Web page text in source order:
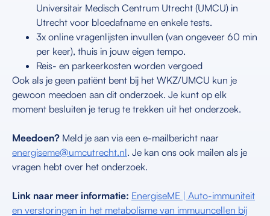
Universitair Medisch Centrum Utrecht (UMCU) in
Utrecht voor bloedafname en enkele tests.
3x online vragenlijsten invullen (van ongeveer 60 min
per keer), thuis in jouw eigen tempo.
Reis- en parkeerkosten worden vergoed
Ook als je geen patiënt bent bij het WKZ/UMCU kun je
gewoon meedoen aan dit onderzoek. Je kunt op elk
moment besluiten je terug te trekken uit het onderzoek.
Meedoen? Meld je aan via een e-mailbericht naar
energiseme@umcutrecht.nl. Je kan ons ook mailen als je
vragen hebt over het onderzoek.
Link naar meer informatie: EnergiseME | Auto-immuniteit
en verstoringen in het metabolisme van immuuncellen bij